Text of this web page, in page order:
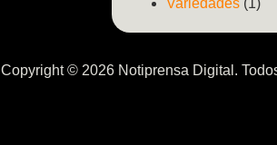
Variedades (1)
Copyright © 2026 Notiprensa Digital.